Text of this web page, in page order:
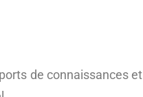
de connaissances et